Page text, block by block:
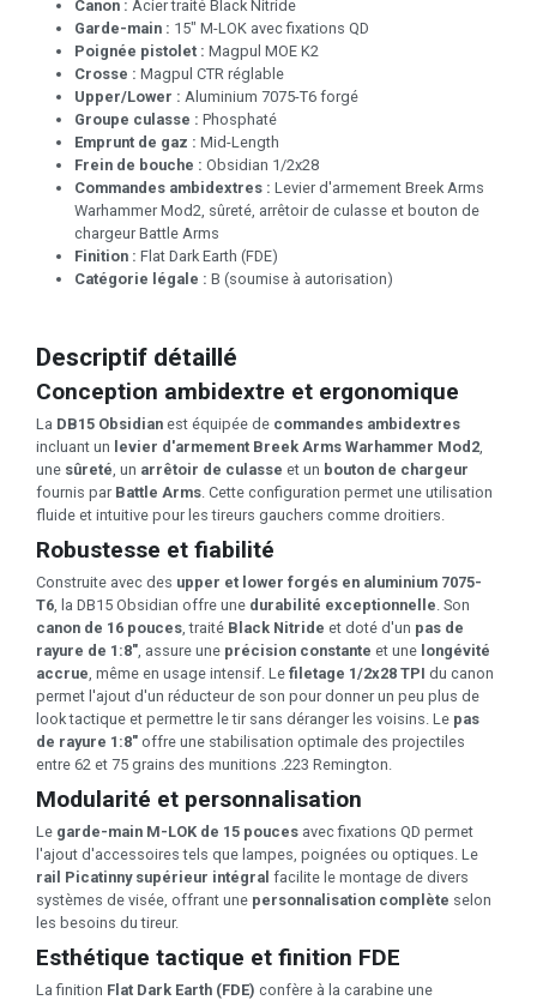
Canon : Acier traité Black Nitride
Garde-main : 15" M-LOK avec fixations QD
Poignée pistolet : Magpul MOE K2
Crosse : Magpul CTR réglable
Upper/Lower : Aluminium 7075-T6 forgé
Groupe culasse : Phosphaté
Emprunt de gaz : Mid-Length
Frein de bouche : Obsidian 1/2x28
Commandes ambidextres : Levier d'armement Breek Arms
Warhammer Mod2, sûreté, arrêtoir de culasse et bouton de
chargeur Battle Arms
Finition : Flat Dark Earth (FDE)
Catégorie légale : B (soumise à autorisation)
Descriptif détaillé
Conception ambidextre et ergonomique
La DB15 Obsidian est équipée de commandes ambidextres
incluant un levier d'armement Breek Arms Warhammer Mod2,
une sûreté, un arrêtoir de culasse et un bouton de chargeur
fournis par Battle Arms. Cette configuration permet une utilisation
fluide et intuitive pour les tireurs gauchers comme droitiers.
Robustesse et fiabilité
Construite avec des upper et lower forgés en aluminium 7075-
T6, la DB15 Obsidian offre une durabilité exceptionnelle. Son
canon de 16 pouces, traité Black Nitride et doté d'un pas de
rayure de 1:8", assure une précision constante et une longévité
accrue, même en usage intensif. Le filetage 1/2x28 TPI du canon
permet l'ajout d'un réducteur de son pour donner un peu plus de
look tactique et permettre le tir sans déranger les voisins. Le pas
de rayure 1:8" offre une stabilisation optimale des projectiles
entre 62 et 75 grains des munitions .223 Remington.
Modularité et personnalisation
Le garde-main M-LOK de 15 pouces avec fixations QD permet
l'ajout d'accessoires tels que lampes, poignées ou optiques. Le
rail Picatinny supérieur intégral facilite le montage de divers
systèmes de visée, offrant une personnalisation complète selon
les besoins du tireur.
Esthétique tactique et finition FDE
La finition Flat Dark Earth (FDE) confère à la carabine une